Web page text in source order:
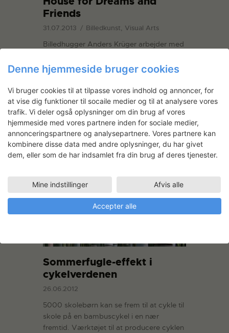
Friends
31.07.2013 Billedkunst, Visual Arts
Billedhugger Anders Krüger arbejder med
perspektiv. Han beskriver sit projekt som
en ”En slags udvikling af metoder for
rumskabelse”. Han arbejder stedspecifikt
og vil med udgangspunkt i Formeriet
skabe principper for mulige rum - både
fysiske og sociale…
READ MORE
Sommerfugle-effekt i
cykelverdenen
26.06.2012
5000 skolebørn kan se frem til at cykle til
skole på en bambuscykel i en nær
fremtid. Værktøjet til at producere cyklen
Denne hjemmeside bruger cookies
Vi bruger cookies til at tilpasse vores indhold og annoncer, for
at vise dig funktioner til socaile medier og til at analysere vores
trafik. Vi deler også oplysninger om din brug af vores
hjemmeside med vores partnere inden for sociale medier,
annonceringspartnere og analysepartnere. Vores partnere kan
kombinere disse data med andre oplysninger, du har givet
dem, eller som de har indsamlet fra din brug af deres tjenester.
Mine indstillinger Afvis alle
Accepter alle